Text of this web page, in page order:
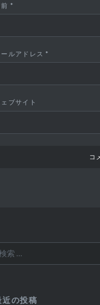
*
ールアドレス*
ブサイト
:
近の投稿